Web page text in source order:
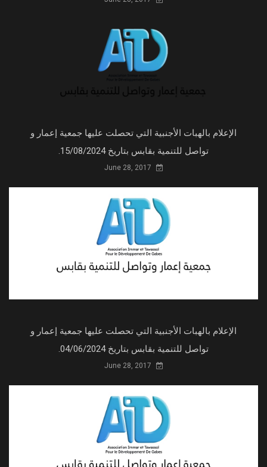
الإعلام بالهبات الأجنبية التي تحصلت عليها جمعية إعمار و
تواصل للتنمية بقابس بتاريخ 15/08/2024.
الإعلام بالهبات الأجنبية التي تحصلت عليها جمعية إعمار و
تواصل للتنمية بقابس بتاريخ 04/06/2024.